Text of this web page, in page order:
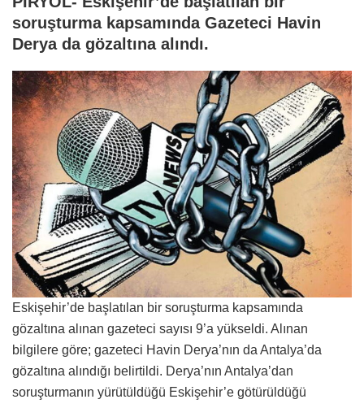
soruşturma kapsamında Gazeteci Havin
Derya da gözaltına alındı.
Eskişehir’de başlatılan bir soruşturma kapsamında
gözaltına alınan gazeteci sayısı 9’a yükseldi. Alınan
bilgilere göre; gazeteci Havin Derya’nın da Antalya’da
gözaltına alındığı belirtildi. Derya’nın Antalya’dan
soruşturmanın yürütüldüğü Eskişehir’e götürüldüğü